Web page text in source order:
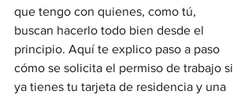
que tengo con quienes, como tú,
buscan hacerlo todo bien desde el
principio. Aquí te explico paso a paso
cómo se solicita el permiso de trabajo si
ya tienes tu tarjeta de residencia y una